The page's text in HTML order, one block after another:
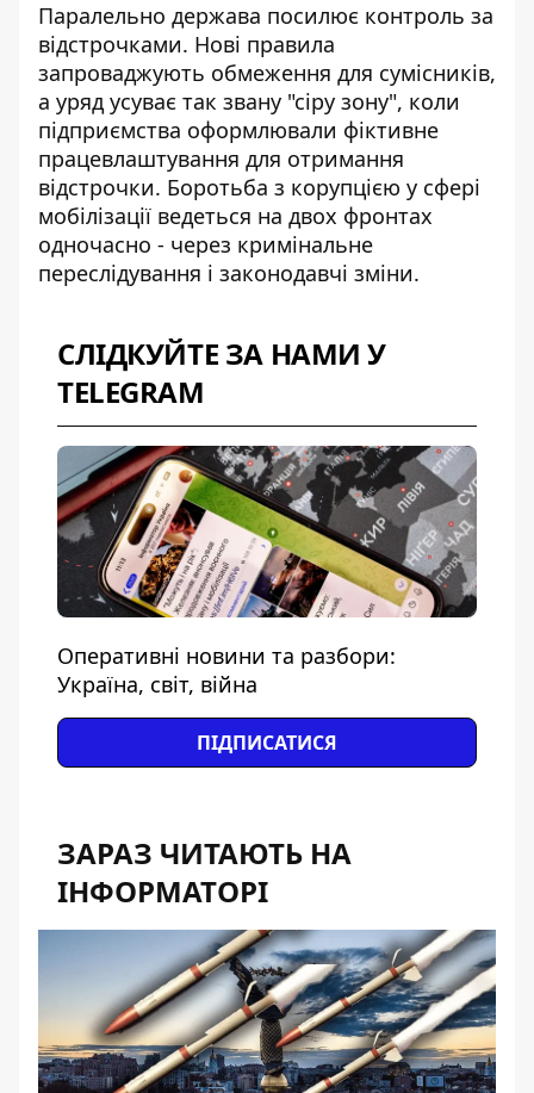
Паралельно держава посилює контроль за
відстрочками. Нові правила
запроваджують обмеження для сумісників,
а уряд усуває так звану "сіру зону", коли
підприємства оформлювали фіктивне
працевлаштування для отримання
відстрочки. Боротьба з корупцією у сфері
мобілізації ведеться на двох фронтах
одночасно - через кримінальне
переслідування і законодавчі зміни.
СЛІДКУЙТЕ ЗА НАМИ У
TELEGRAM
Оперативні новини та разбори:
Україна, світ, війна
ПІДПИСАТИСЯ
ЗАРАЗ ЧИТАЮТЬ НА
ІНФОРМАТОРІ